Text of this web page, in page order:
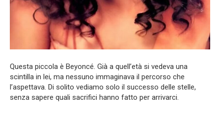
Questa piccola è Beyoncé. Già a quell’età si vedeva una
scintilla in lei, ma nessuno immaginava il percorso che
l’aspettava. Di solito vediamo solo il successo delle stelle,
senza sapere quali sacrifici hanno fatto per arrivarci.